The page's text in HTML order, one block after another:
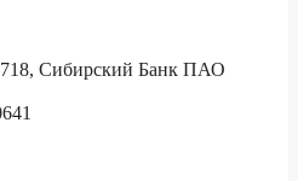
Сибирский Банк ПАО